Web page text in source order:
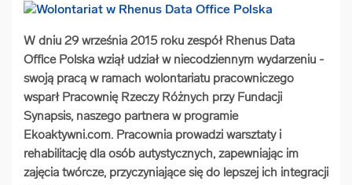
Przechowywanie dokumentacji
Usługi digitalizacjyjne
Osuszanie dokumentów arrow_forward
W dniu 29 września 2015 roku zespół Rhenus Data
Office Polska wziął udział w niecodziennym wydarzeniu -
swoją pracą w ramach wolontariatu pracowniczego
wsparł Pracownię Rzeczy Różnych przy Fundacji
Synapsis, naszego partnera w programie
Ekoaktywni.com. Pracownia prowadzi warsztaty i
rehabilitację dla osób autystycznych, zapewniając im
zajęcia twórcze, przyczyniające się do lepszej ich integracji